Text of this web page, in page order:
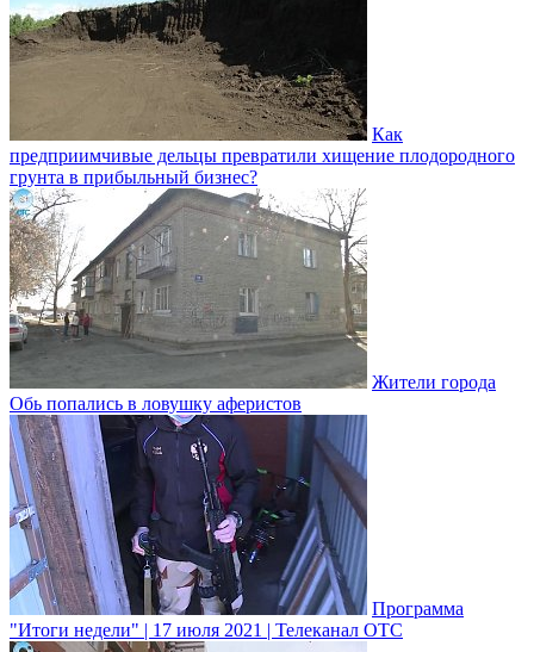
Как
предприимчивые дельцы превратили хищение плодородного
грунта в прибыльный бизнес?
Жители города
Обь попались в ловушку аферистов
Программа
"Итоги недели" | 17 июля 2021 | Телеканал ОТС